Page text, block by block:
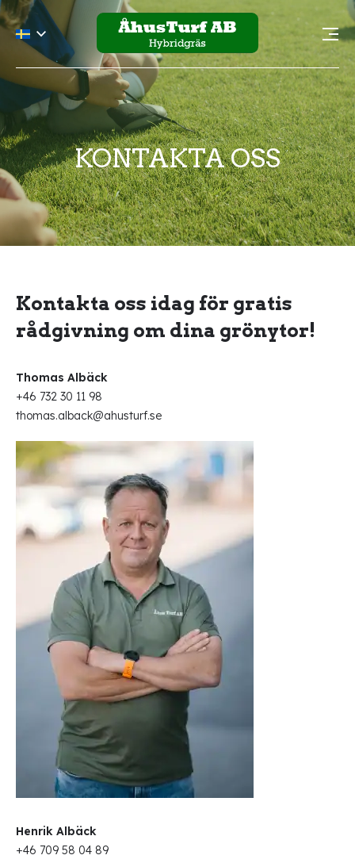
KONTAKTA OSS
Kontakta oss idag för gratis
rådgivning om dina grönytor!
Thomas Albäck
+46 732 30 11 98
thomas.alback@ahusturf.se
Henrik Albäck
+46 709 58 04 89